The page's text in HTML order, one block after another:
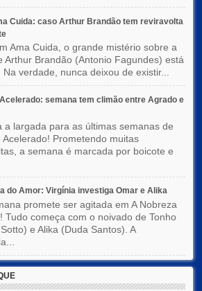
Cuida: caso Arthur Brandão tem reviravolta
Ama Cuida, o grande mistério sobre a
Arthur Brandão (Antonio Fagundes) está
Na verdade, nunca deixou de existir...
semana tem climão entre Agrado e
a largada para as últimas semanas de
Acelerado! Prometendo muitas
a semana é marcada por boicote e
do Amor: Virgínia investiga Omar e Alika
promete ser agitada em A Nobreza
Tudo começa com o noivado de Tonho
e Alika (Duda Santos). A